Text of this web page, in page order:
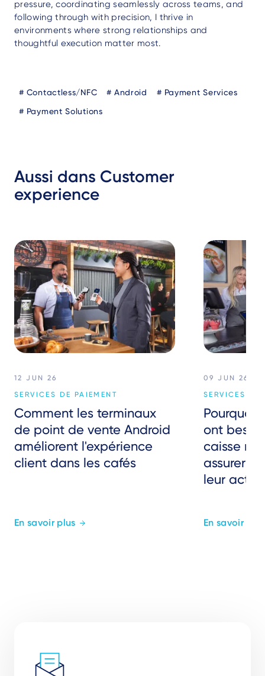
pressure, coordinating seamlessly across teams, and
following through with precision, I thrive in
environments where strong relationships and
thoughtful execution matter most.
BlogContactless/NFC Android
Payment Services
Payment Solutions
Aussi dans Customer
experience
12 JUN 26
SERVICES DE PAIEMENT
Comment les terminaux
de point de vente Android
améliorent l'expérience
client dans les cafés
En savoir plus
09 JUN 26
SERVICES DE
Pourquoi
ont
caisse
assurer
leur
En savoir plus